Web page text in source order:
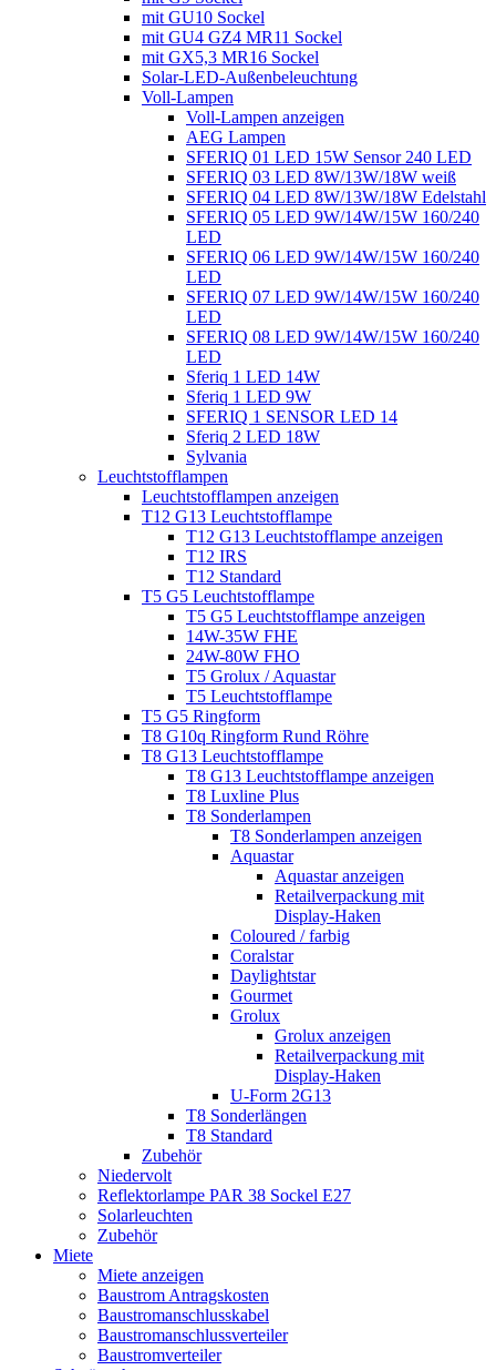
mit GU10 Sockel
mit GU4 GZ4 MR11 Sockel
mit GX5,3 MR16 Sockel
Solar-LED-Außenbeleuchtung
Voll-Lampen
Voll-Lampen anzeigen
AEG Lampen
SFERIQ 01 LED 15W Sensor 240 LED
SFERIQ 03 LED 8W/13W/18W weiß
SFERIQ 04 LED 8W/13W/18W Edelstahl
SFERIQ 05 LED 9W/14W/15W 160/240
LED
SFERIQ 06 LED 9W/14W/15W 160/240
LED
SFERIQ 07 LED 9W/14W/15W 160/240
LED
SFERIQ 08 LED 9W/14W/15W 160/240
LED
Sferiq 1 LED 14W
Sferiq 1 LED 9W
SFERIQ 1 SENSOR LED 14
Sferiq 2 LED 18W
Sylvania
Leuchtstofflampen
Leuchtstofflampen anzeigen
T12 G13 Leuchtstofflampe
T12 G13 Leuchtstofflampe anzeigen
T12 IRS
T12 Standard
T5 G5 Leuchtstofflampe
T5 G5 Leuchtstofflampe anzeigen
14W-35W FHE
24W-80W FHO
T5 Grolux / Aquastar
T5 Leuchtstofflampe
T5 G5 Ringform
T8 G10q Ringform Rund Röhre
T8 G13 Leuchtstofflampe
T8 G13 Leuchtstofflampe anzeigen
T8 Luxline Plus
T8 Sonderlampen
T8 Sonderlampen anzeigen
Aquastar
Aquastar anzeigen
Retailverpackung mit
Display-Haken
Coloured / farbig
Coralstar
Daylightstar
Gourmet
Grolux
Grolux anzeigen
Retailverpackung mit
Display-Haken
U-Form 2G13
T8 Sonderlängen
T8 Standard
Zubehör
Niedervolt
Reflektorlampe PAR 38 Sockel E27
Solarleuchten
Zubehör
Miete
Miete anzeigen
Baustrom Antragskosten
Baustromanschlusskabel
Baustromanschlussverteiler
Baustromverteiler